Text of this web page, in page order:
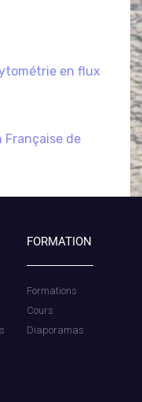
en flux
Française de
FORMATION
Formations
Cours
Diaporamas